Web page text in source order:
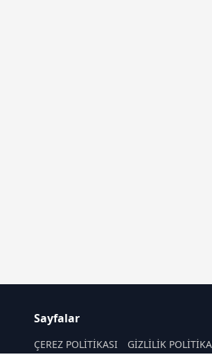
Sayfalar
ÇEREZ POLİTİKASI GİZLİLİK